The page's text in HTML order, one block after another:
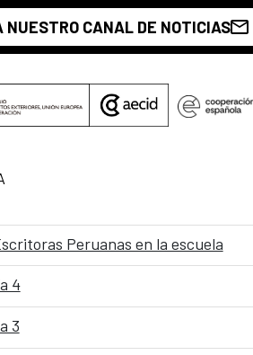
NUESTRO CANAL DE NOTICIAS
Peruanas en la escuela
4
3